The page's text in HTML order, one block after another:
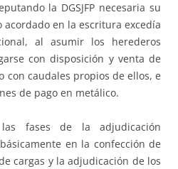
la DGSJFP necesaria su
en la escritura excedía
al asumir los herederos
con disposición y venta de
con caudales propios de ellos, e
de pago en metálico.
fases de la adjudicación
en la confección de
cargas y la adjudicación de los